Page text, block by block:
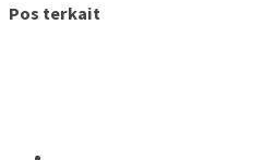
Pos terkait